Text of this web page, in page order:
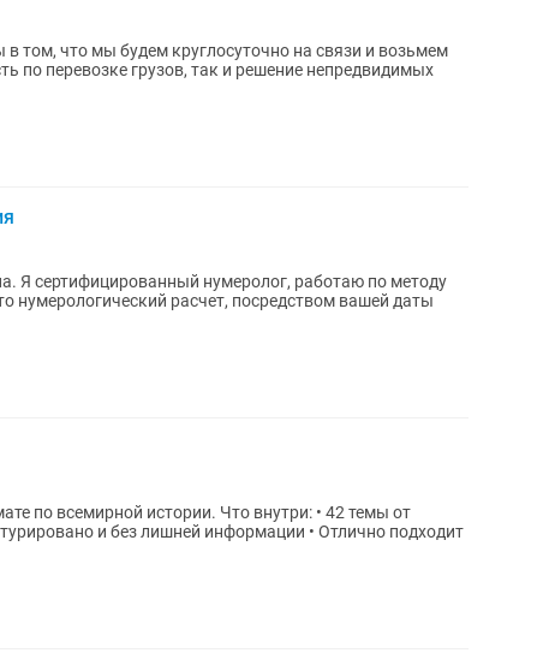
по перевозке грузов, так и решение непредвидимых
Я сертифицированный нумеролог, работаю по методу
истории. Что внутри: • 42 темы от
и без лишней информации • Отлично подходит